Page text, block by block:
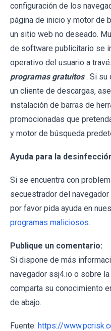
configuración de los
página de inicio y motor de
un sitio web no deseado.
de software publicitario se
operativo del usuario a
programas gratuitos . Si su
un cliente de descargas,
instalación de barras de
promocionadas que
y motor de búsqueda
Ayuda para la
Si se encuentra con
secuestrador del
por favor pida ayuda en
programas maliciosos.
Publique un comentario:
Si dispone de más
navegador ssj4.io o sobre
comparta su conocimiento
de abajo.
Fuente: https://